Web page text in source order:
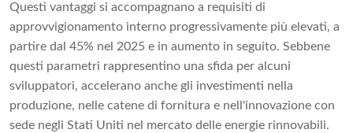
Questi vantaggi si accompagnano a requisiti di
approvvigionamento interno progressivamente più elevati, a
partire dal 45% nel 2025 e in aumento in seguito. Sebbene
questi parametri rappresentino una sfida per alcuni
sviluppatori, accelerano anche gli investimenti nella
produzione, nelle catene di fornitura e nell'innovazione con
sede negli Stati Uniti nel mercato delle energie rinnovabili.